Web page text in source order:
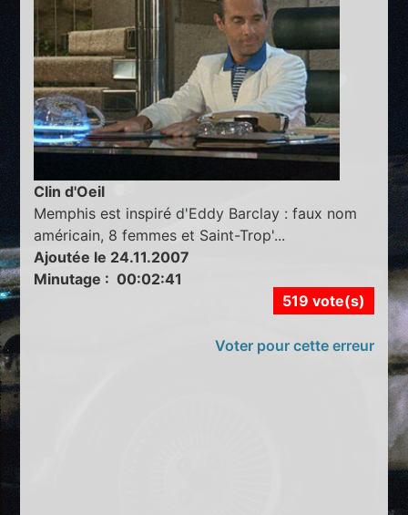
Clin d'Oeil
Memphis est inspiré d'Eddy Barclay : faux nom
américain, 8 femmes et Saint-Trop'...
Ajoutée le 24.11.2007
Minutage : 00:02:41
519 vote(s)
Voter pour cette erreur